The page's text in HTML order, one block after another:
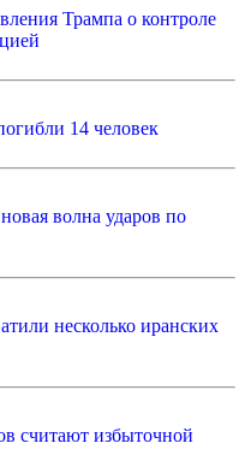
Трампа о контроле
14 человек
волна ударов по
несколько иранских
считают избыточной